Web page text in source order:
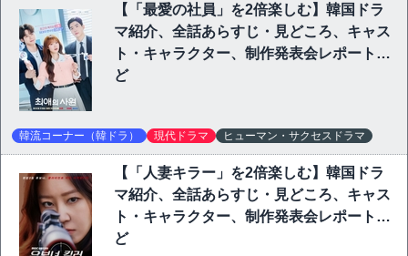
【「最愛の社員」を2倍楽しむ】韓国ドラ
マ紹介、全話あらすじ・見どころ、キャス
ト・キャラクター、制作発表会レポートな
ど
韓流コーナー（韓ドラ） 現代ドラマ ヒューマン・サクセスドラマ
【「人妻キラー」を2倍楽しむ】韓国ドラ
マ紹介、全話あらすじ・見どころ、キャス
ト・キャラクター、制作発表会レポートな
ど